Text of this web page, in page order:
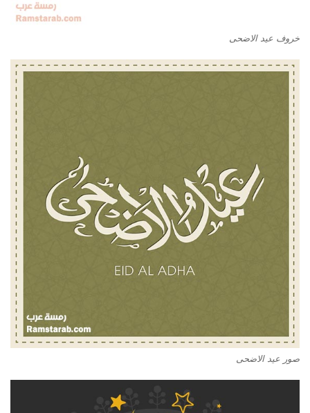
خروف عيد الاضحى
صور عيد الاضحى